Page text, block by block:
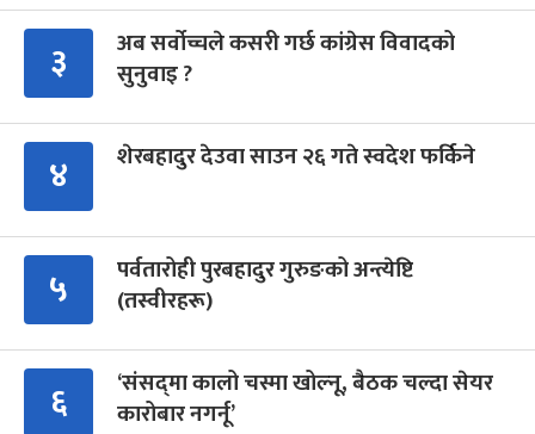
३
अब सर्वोच्चले कसरी गर्छ कांग्रेस विवादको
सुनुवाइ ?
४ शेरबहादुर देउवा साउन २६ गते स्वदेश फर्किने
५
पर्वतारोही पुरबहादुर गुरुङको अन्त्येष्टि
(तस्वीरहरू)
६
‘संसद्‍मा कालो चस्मा खोल्नू, बैठक चल्दा सेयर
कारोबार नगर्नू’